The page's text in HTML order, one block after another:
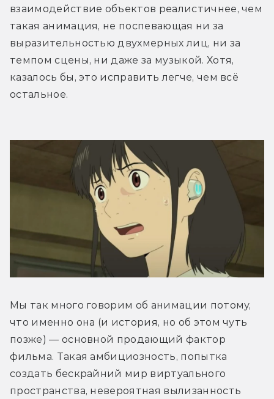
взаимодействие объектов реалистичнее, чем
такая анимация, не поспевающая ни за
выразительностью двухмерных лиц, ни за
темпом сцены, ни даже за музыкой. Хотя,
казалось бы, это исправить легче, чем всё
остальное.
Мы так много говорим об анимации потому,
что именно она (и история, но об этом чуть
позже) — основной продающий фактор
фильма. Такая амбициозность, попытка
создать бескрайний мир виртуального
пространства, невероятная вылизанность